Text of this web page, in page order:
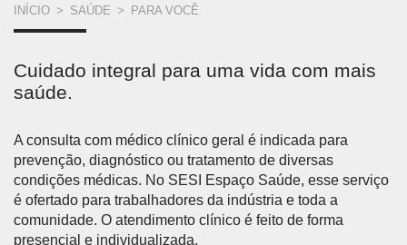
VOCÊ
AQUI
INÍCIO > SAÚDE > PARA VOCÊ
Cuidado integral para uma vida com mais
saúde.
A consulta com médico clínico geral é indicada para
prevenção, diagnóstico ou tratamento de diversas
condições médicas. No SESI Espaço Saúde, esse serviço
é ofertado para trabalhadores da indústria e toda a
comunidade. O atendimento clínico é feito de forma
presencial e individualizada.